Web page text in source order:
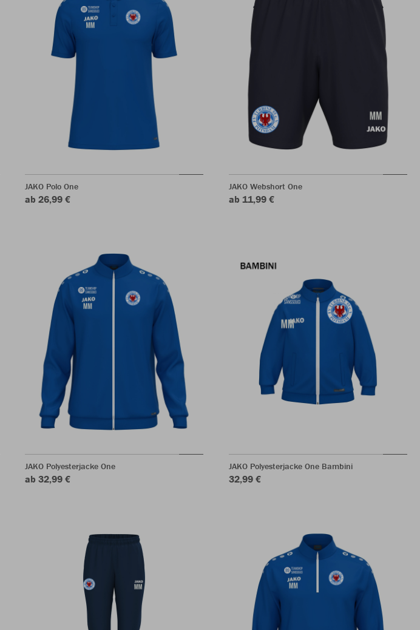
JAKO Polo One
ab 26,99 €
JAKO Webshort One
ab 11,99 €
JAKO Polyesterjacke One
ab 32,99 €
JAKO Polyesterjacke One Bambini
32,99 €